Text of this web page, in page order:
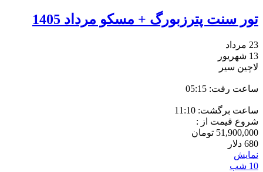
تور سنت پترزبورگ + مسکو مرداد 1405
23 مرداد
13 شهریور
لاچین سیر
ساعت رفت: 05:15
ساعت برگشت: 11:10
شروع قیمت از :
51,900,000 تومان
680 دلار
نمایش
10 شب